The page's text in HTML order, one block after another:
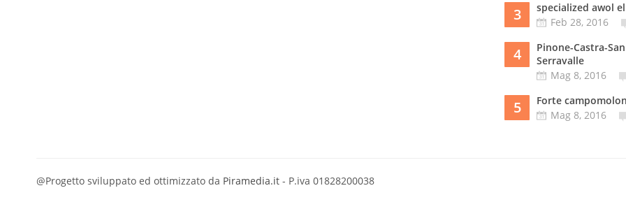
3
specialized awol
Feb 28, 2016
4
Pinone-Castra-
Serravalle
Mag 8, 2016
5
Forte campomolon
Mag 8, 2016
@Progetto sviluppato ed ottimizzato da Piramedia.it - P.iva 01828200038